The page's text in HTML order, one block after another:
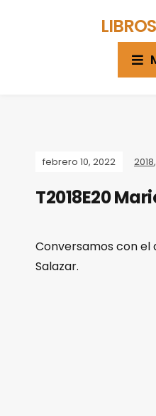
febrero 10, 2022 2018,
T2018E20
Conversamos con el
Salazar.